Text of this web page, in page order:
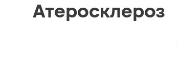
Атеросклероз